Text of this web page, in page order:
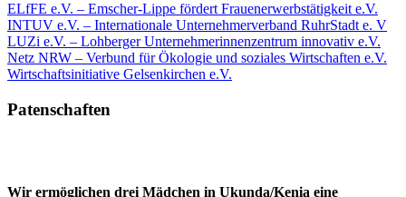
ELfFE e.V. – Emscher-Lippe fördert Frauenerwerbstätigkeit e.V.
INTUV e.V. – Internationale Unternehmerverband RuhrStadt e. V
LUZi e.V. – Lohberger Unternehmerinnenzentrum innovativ e.V.
Netz NRW – Verbund für Ökologie und soziales Wirtschaften e.V.
Wirtschaftsinitiative Gelsenkirchen e.V.
Patenschaften
Wir ermöglichen drei Mädchen in Ukunda/Kenia eine